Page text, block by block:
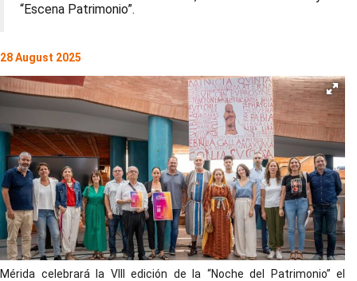
“Escena Patrimonio”.
28 August 2025
Mérida celebrará la VIII edición de la “Noche del Patrimonio” el